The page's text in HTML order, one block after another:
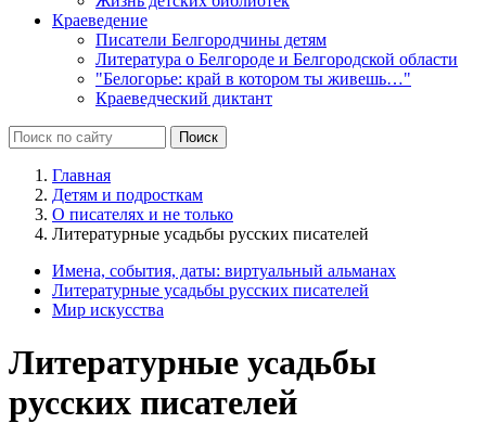
Краеведение
Писатели Белгородчины детям
Литература о Белгороде и Белгородской области
"Белогорье: край в котором ты живешь…"
Краеведческий диктант
Главная
Детям и подросткам
О писателях и не только
Литературные усадьбы русских писателей
Имена, события, даты: виртуальный альманах
Литературные усадьбы русских писателей
Мир искусства
Литературные усадьбы
русских писателей